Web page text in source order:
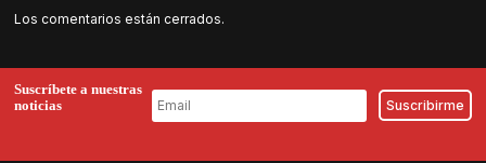
Los comentarios están cerrados.
Suscríbete a nuestras
noticias